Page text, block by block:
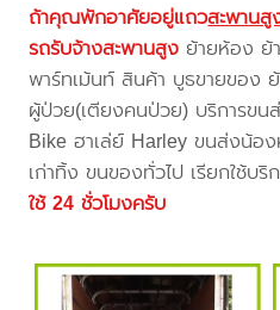
ถ้าคุณพักอาศัยอยู่แถวสะพานสู
รถรับจ้างสะพานสูง ย้ายห้อง ย้
พาร์ทเม้นท์ สินค้า บูธขายของ
ผู้ป่วย(เตียงคนป่วย) บริการขน
Bike ฮาเล่ย์ Harley ขนส่งน้อ
เก่าทิ้ง ขนของทั่วไป เรียกใช้บริก
ใช้ 24 ชั่วโมงครับ